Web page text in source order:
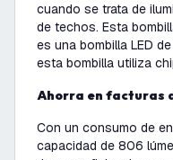
cuando se trata de
de techos. Esta
es una bombilla LED
esta bombilla utiliza
Ahorra en facturas
Con un consumo de
capacidad de 806